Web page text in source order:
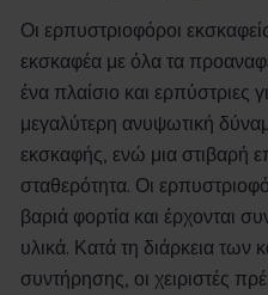
Οι ερπυστριοφόροι
εκσκαφέα με όλα τα
ένα πλαίσιο και ερπύστριες
μεγαλύτερη ανυψωτική
εκσκαφής, ενώ μια στιβαρή
σταθερότητα. Οι
βαριά φορτία και έρχονται
υλικά. Κατά τη διάρκεια των
συντήρησης, οι χειριστές